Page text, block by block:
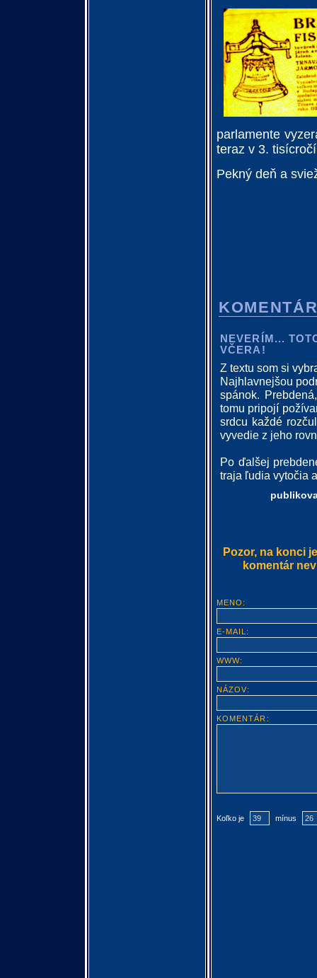
parlamente
teraz v 3.
Pekný deň a
NEVERÍM...
VČERA!
Z textu som si
Najhlavnejšou
spánok.
tomu pripojí
srdcu každé
vyvedie z jeho
Po ďalšej
traja ľudia vytočia
Pozor, na konci
komentár
MENO:
E-MAIL:
WWW:
NÁZOV:
KOMENTÁR:
Koľko je mínus